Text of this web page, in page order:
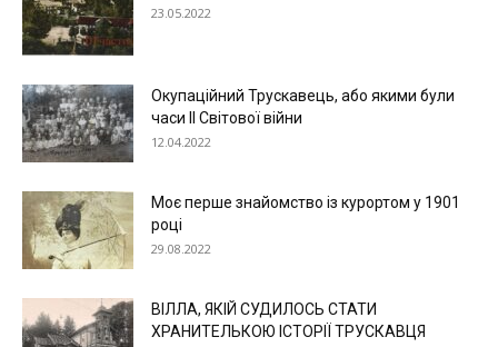
23.05.2022
Окупаційний Трускавець, або якими були
часи ІІ Світової війни
12.04.2022
Моє перше знайомство із курортом у 1901
році
29.08.2022
ВІЛЛА, ЯКІЙ СУДИЛОСЬ СТАТИ
ХРАНИТЕЛЬКОЮ ІСТОРІЇ ТРУСКАВЦЯ